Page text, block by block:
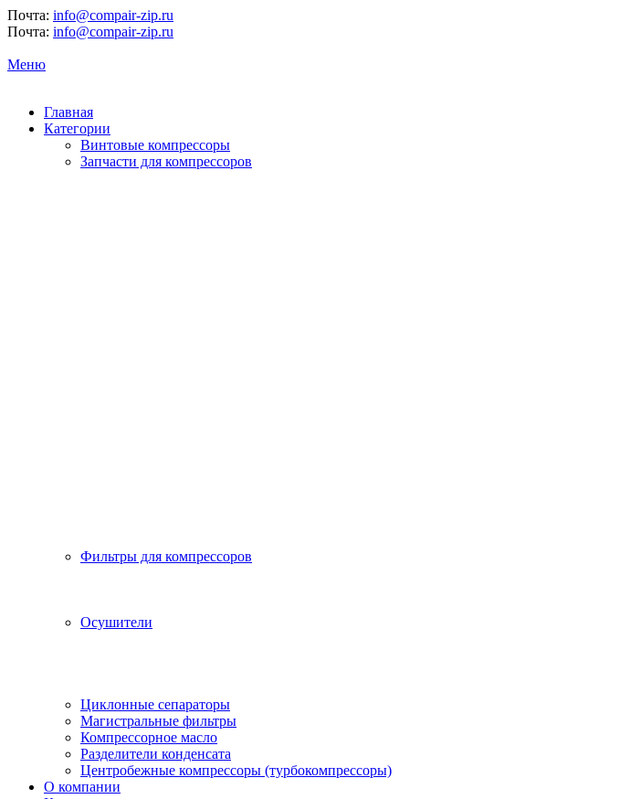
Почта: info@compair-zip.ru
Почта: info@compair-zip.ru
Меню
Главная
Категории
Винтовые компрессоры
Запчасти для компрессоров
Фильтры для компрессоров
Осушители
Циклонные сепараторы
Магистральные фильтры
Компрессорное масло
Разделители конденсата
Центробежные компрессоры (турбокомпрессоры)
О компании